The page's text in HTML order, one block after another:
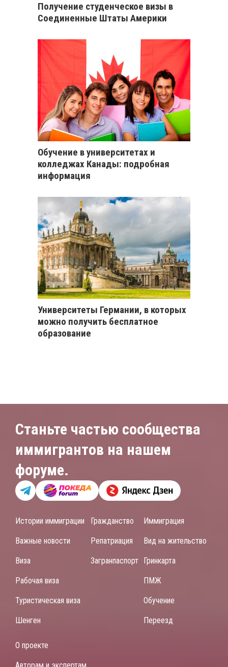
Получение студенческое визы в
Соединенные Штаты Америки
Обучение в университетах и
колледжах Канады: подробная
информация
Университеты Германии, в которых
можно получить бесплатное
образование
Станьте частью сообщества
иммигрантов на нашем
форуме.
Истории иммиграции
Важные новости
Виза
Рабочая виза
Туристическая виза
Шенген
Гражданство
Репатриация
Загранпаспорт
Иммиграция
Вид на жительство
Гринкарта
ПМЖ
Обучение
Переезд
О проекте